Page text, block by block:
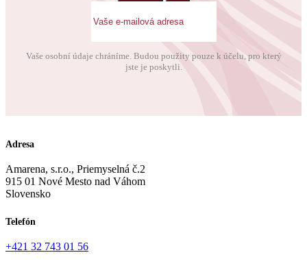
Vaše osobní údaje chráníme. Budou použity pouze k účelu, pro který
jste je poskytli.
Adresa
Amarena, s.r.o., Priemyselná č.2
915 01 Nové Mesto nad Váhom
Slovensko
Telefón
+421 32 743 01 56